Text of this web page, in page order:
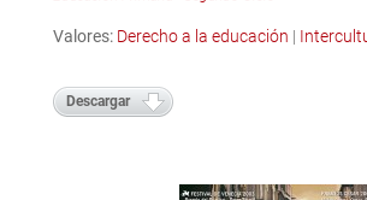
Valores: Derecho a la educación |
Descargar